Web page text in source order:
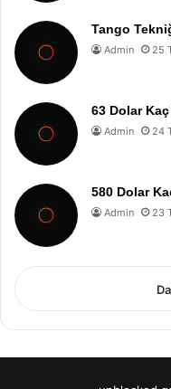
Tango
Admin 25
63 Dolar
Admin 24
580 Dolar
Admin 23